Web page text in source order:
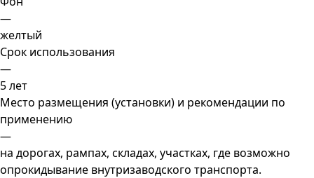
—
желтый
Срок использования
—
5 лет
Место размещения (установки) и рекомендации по
применению
—
на дорогах, рампах, складах, участках, где возможно
опрокидывание внутризаводского транспорта.